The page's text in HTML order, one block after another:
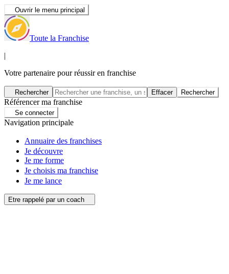
Ouvrir le menu principal
Toute la Franchise
|
Votre partenaire pour réussir en franchise
Rechercher Effacer Rechercher
Référencer ma franchise
Se connecter
Navigation principale
Annuaire des franchises
Je découvre
Je me forme
Je choisis ma franchise
Je me lance
Etre rappelé par un coach